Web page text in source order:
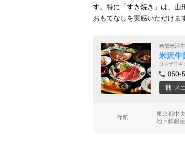
す。特に「すき焼き」は、山
おもてなしを実感いただけま
老舗米沢
米沢牛
ヨネザワギ
050-
メ
住所
東京都中
地下鉄銀